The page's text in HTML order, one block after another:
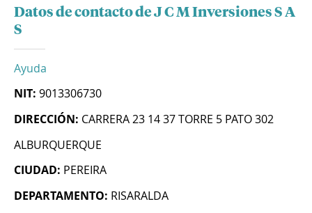
Datos de contacto de J C M Inversiones S A
S
Ayuda
NIT: 9013306730
DIRECCIÓN: CARRERA 23 14 37 TORRE 5 PATO 302
ALBURQUERQUE
CIUDAD: PEREIRA
DEPARTAMENTO: RISARALDA